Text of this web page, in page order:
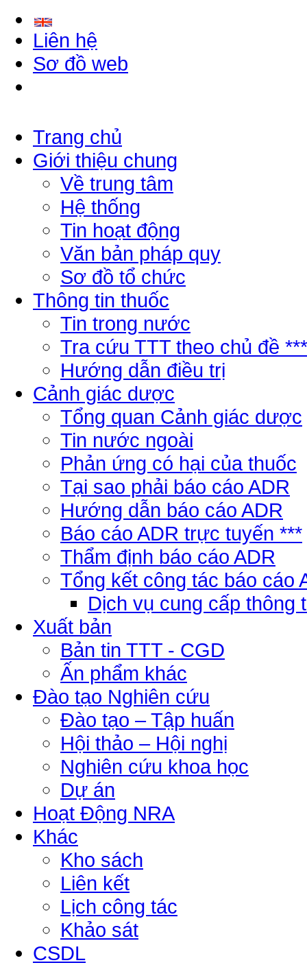
Liên hệ
Sơ đồ web
Trang chủ
Giới thiệu chung
Về trung tâm
Hệ thống
Tin hoạt động
Văn bản pháp quy
Sơ đồ tổ chức
Thông tin thuốc
Tin trong nước
Tra cứu TTT theo chủ đề ***
Hướng dẫn điều trị
Cảnh giác dược
Tổng quan Cảnh giác dược
Tin nước ngoài
Phản ứng có hại của thuốc
Tại sao phải báo cáo ADR
Hướng dẫn báo cáo ADR
Báo cáo ADR trực tuyến ***
Thẩm định báo cáo ADR
Tổng kết công tác báo cáo
Dịch vụ cung cấp thông
Xuất bản
Bản tin TTT - CGD
Ấn phẩm khác
Đào tạo Nghiên cứu
Đào tạo – Tập huấn
Hội thảo – Hội nghị
Nghiên cứu khoa học
Dự án
Hoạt Động NRA
Khác
Kho sách
Liên kết
Lịch công tác
Khảo sát
CSDL